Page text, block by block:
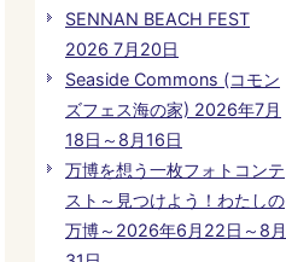
SENNAN BEACH FEST
2026 7月20日
Seaside Commons (コモン
ズフェス海の家) 2026年7月
18日～8月16日
万博を想う一枚フォトコンテ
スト～見つけよう！わたしの
万博～2026年6月22日～8月